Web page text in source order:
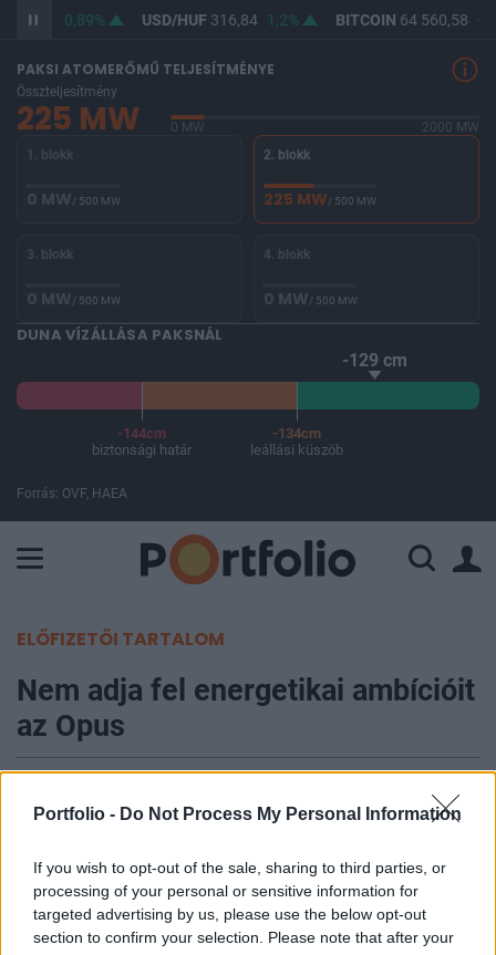
Portfolio - Do Not Process My Personal Information
If you wish to opt-out of the sale, sharing to third parties, or
processing of your personal or sensitive information for
targeted advertising by us, please use the below opt-out
section to confirm your selection. Please note that after your
364,95 0,89% USD/HUF316,84 1,2% BITCOIN64 560,58 -
PAKSI ATOMERŐMŰ TELJESÍTMÉNYE
Összteljesítmény
225 MW 0 MW
2000 MW
1. blokk
0 MW/ 500 MW
2. blokk
225 MW/ 500 MW
3. blokk
0 MW/ 500 MW
4. blokk
0 MW/ 500 MW
DUNA VÍZÁLLÁSA PAKSNÁL
-129 cm
-144cm
biztonsági határ
-134cm
leállási küszöb
Forrás: OVF, HAEA
ELŐFIZETŐI TARTALOM
Nem adja fel energetikai ambícióit
az Opus
2019. december 23. 13:01
Frissen érkezett a bejelentés, hogy az Opus
értékesítette a Mátrai Erőműben levő többségi
részesedését az MVM-nek, és megtudtuk, hogy